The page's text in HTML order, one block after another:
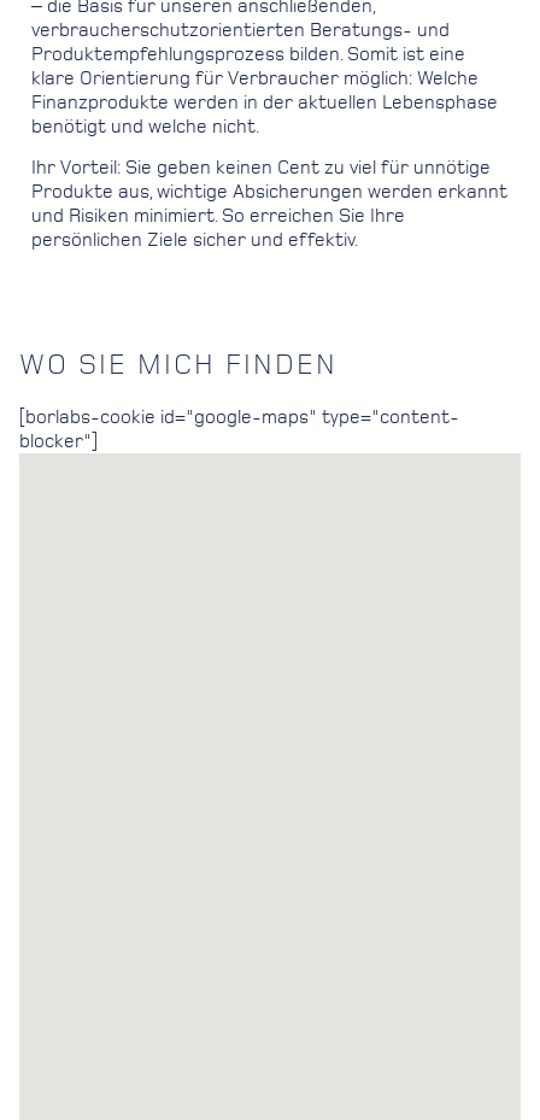
‒ die Basis für unseren anschließenden,
verbraucherschutzorientierten Beratungs- und
Produktempfehlungsprozess bilden. Somit ist eine
klare Orientierung für Verbraucher möglich: Welche
Finanzprodukte werden in der aktuellen Lebensphase
benötigt und welche nicht.
Ihr Vorteil: Sie geben keinen Cent zu viel für unnötige
Produkte aus, wichtige Absicherungen werden erkannt
und Risiken minimiert. So erreichen Sie Ihre
persönlichen Ziele sicher und effektiv.
WO SIE MICH FINDEN
[borlabs-cookie id="google-maps" type="content-
blocker"]